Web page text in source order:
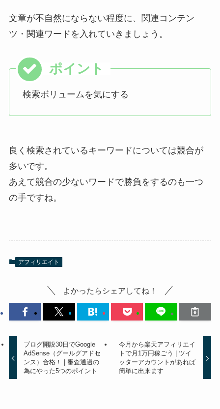
文章が不自然にならない程度に、関連コンテン
ツ・関連ワードを入れていきましょう。
検索ボリュームを気にする
良く検索されているキーワードについては競合が
多いです。
あえて競合の少ないワードで勝負をするのも一つ
の手ですね。
アフィリエイト
よかったらシェアしてね！
ブログ開設30日でGoogle
AdSense（グールグアドセ
ンス）合格！ | 審査通過の
為にやった5つのポイント
今月から楽天アフィリエイ
トで月1万円稼ごう | ツイ
ッターアカウントがあれば
簡単に出来ます